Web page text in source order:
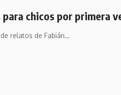
chicos por primera
relatos de Fabián…